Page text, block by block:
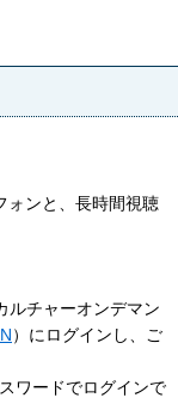
ォンと、長時間視聴
ルチャーオンデマン
）にログインし、ご
ワードでログインで